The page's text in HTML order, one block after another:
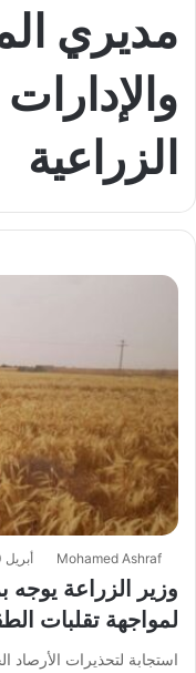
مديري
الزراعية
Mohamed Ashraf أبريل 30, 2025
وزير الزراعة يوجه
لمواجهة تقلبات
استجابة لتحذيرات الأرصاد